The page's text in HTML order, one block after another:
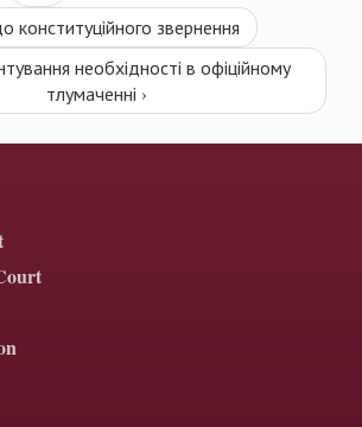
конституційного звернення
необхідності в офіційному
тлумаченні ›